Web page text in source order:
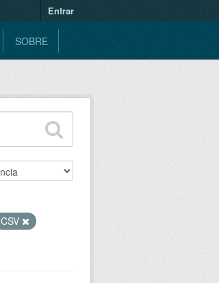
Entrar
SOBRE
CSV